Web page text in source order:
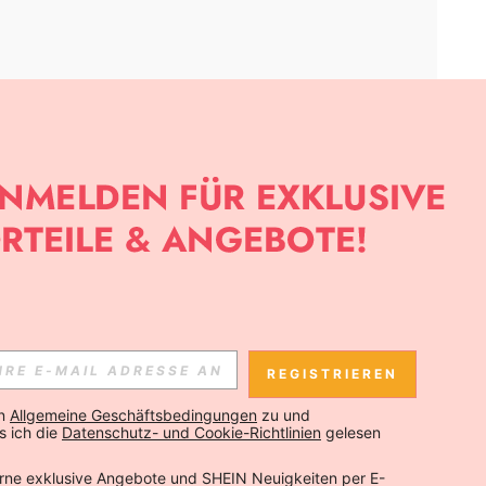
APP
ANMELDEST, KANNST DU DIE NEUESTEN TRENDS VOR
DICH JEDERZEIT ABMELDEN).
Abonnieren
Abonnieren
REGISTRIEREN
Allgemeine Geschäftsbedingungen zu und
ich die Datenschutz- und Cookie-Richtlinien gelesen
exklusive Angebote und SHEIN Neuigkeiten per E-